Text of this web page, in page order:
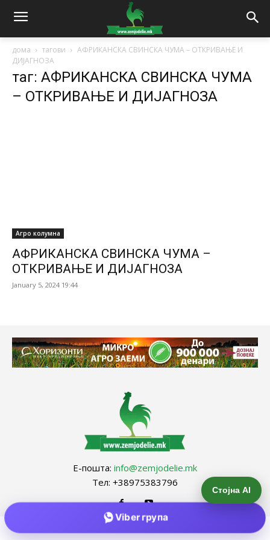
дома тагови
АФРИКАНСКА СВИНСКА ЧУМА – ОТКРИВАЊЕ И
ДИЈАГНОЗА
таг: АФРИКАНСКА СВИНСКА ЧУМА
– ОТКРИВАЊЕ И ДИЈАГНОЗА
Агро колумна
АФРИКАНСКА СВИНСКА ЧУМА –
ОТКРИВАЊЕ И ДИЈАГНОЗА
January 5, 2024 19:44
Е-пошта: info@zemjodelie.mk
Тел: +38975383796
Стојна AI
Viber група